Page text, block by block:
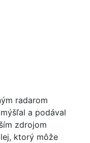
radarom
a podával
zdrojom
ktorý môže